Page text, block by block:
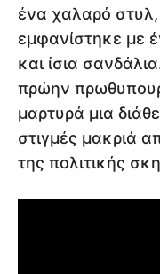
ένα χαλαρό
εμφανίστηκε με
και ίσια
πρώην
μαρτυρά μια
στιγμές μακριά
της πολιτικής